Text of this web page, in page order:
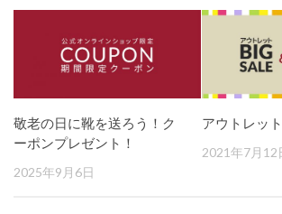
敬老の日に靴を送ろう！ク
ーポンプレゼント！
2025年9月6日
アウトレッ
2021年7月12